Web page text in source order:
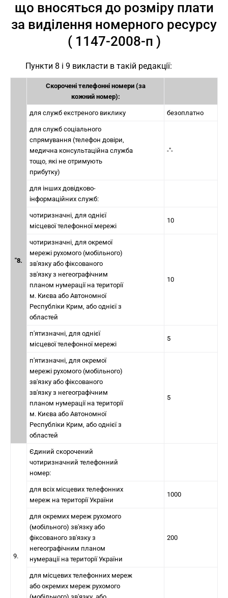
що вносяться до розміру плати
за виділення номерного ресурсу
( 1147-2008-п )
Пункти 8 і 9 викласти в такій редакції:
"8.
Скорочені телефонні номери (за
кожний номер):
для служб екстреного виклику безоплатно
для служб соціального
спрямування (телефон довіри,
медична консультаційна служба
тощо, які не отримують
прибутку)
-"-
для інших довідково-
інформаційних служб:
чотиризначні, для однієї
місцевої телефонної мережі
10
чотиризначні, для окремої
мережі рухомого (мобільного)
зв'язку або фіксованого
зв'язку з негеографічним
планом нумерації на території
м. Києва або Автономної
Республіки Крим, або однієї з
областей
10
п'ятизначні, для однієї
місцевої телефонної мережі
5
п'ятизначні, для окремої
мережі рухомого (мобільного)
зв'язку або фіксованого
зв'язку з негеографічним
планом нумерації на території
м. Києва або Автономної
Республіки Крим, або однієї з
областей
5
9.
Єдиний скорочений
чотиризначний телефонний
номер:
для всіх місцевих телефонних
мереж на території України
1000
для окремих мереж рухомого
(мобільного) зв'язку або
фіксованого зв'язку з
негеографічним планом
нумерації на території України
200
для місцевих телефонних мереж
або окремих мереж рухомого